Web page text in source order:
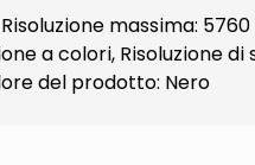
massima: 5760
a colori, Risoluzione di
del prodotto: Nero